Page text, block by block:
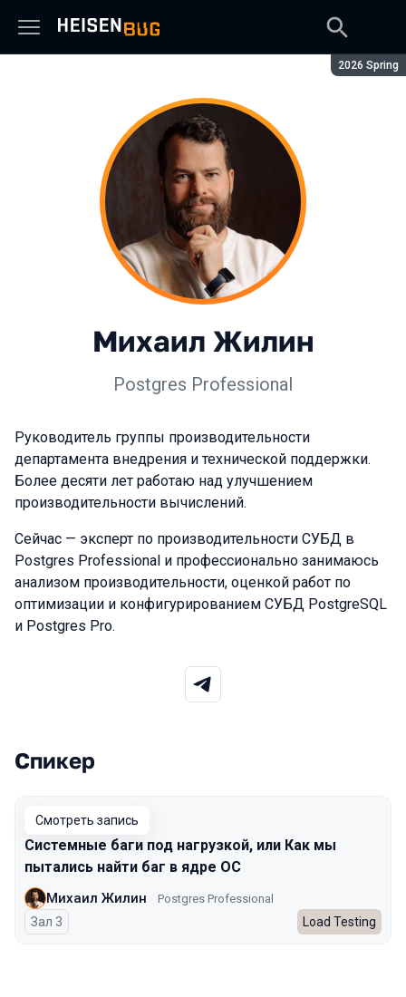
Сезон:
2026 Spring
Михаил Жилин
Postgres Professional
Руководитель группы производительности
департамента внедрения и технической поддержки.
Более десяти лет работаю над улучшением
производительности вычислений.
Сейчас — эксперт по производительности СУБД в
Postgres Professional и профессионально занимаюсь
анализом производительности, оценкой работ по
оптимизации и конфигурированием СУБД PostgreSQL
и Postgres Pro.
Выступления в сезоне 2026 Spring
Спикер
Смотреть запись
Системные баги под нагрузкой, или Как мы
пытались найти баг в ядре ОС
Михаил Жилин Postgres Professional
Зал 3 Load Testing